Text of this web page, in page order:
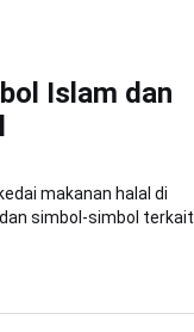
Islam dan
makanan halal di
simbol-simbol terkait